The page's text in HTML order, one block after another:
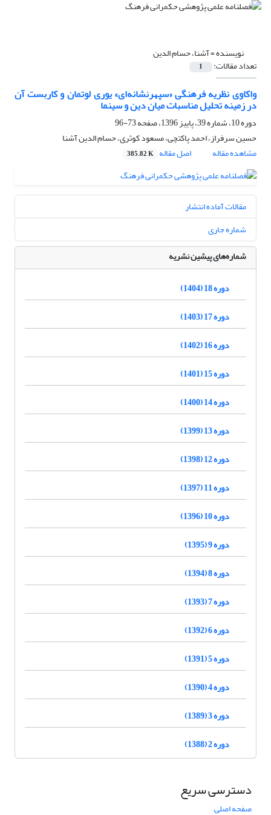
نویسنده =آشنا، حسام الدین
تعداد مقالات: 1
واکاوی نظریه فرهنگی «سپهرنشانه‌ای» یوری لوتمان و کاربست آن
در زمینه تحلیل مناسبات میان دین و سینما
دوره 10، شماره 39، پاییز 1396، صفحه
73-96
حسین سرفراز، احمد پاکتچی، مسعود کوثری، حسام الدین آشنا
مشاهده مقاله
اصل مقاله 385.82 K
مقالات آماده انتشار
شماره جاری
شماره‌های پیشین نشریه
دوره 18 (1404)
دوره 17 (1403)
دوره 16 (1402)
دوره 15 (1401)
دوره 14 (1400)
دوره 13 (1399)
دوره 12 (1398)
دوره 11 (1397)
دوره 10 (1396)
دوره 9 (1395)
دوره 8 (1394)
دوره 7 (1393)
دوره 6 (1392)
دوره 5 (1391)
دوره 4 (1390)
دوره 3 (1389)
دوره 2 (1388)
دسترسی سریع
صفحه اصلی